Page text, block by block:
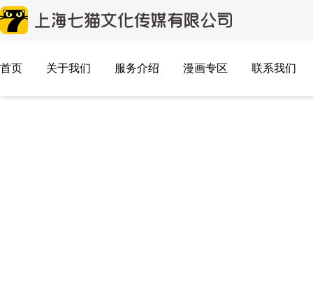
首页 关于我们 服务介绍 漫画专区 联系我们